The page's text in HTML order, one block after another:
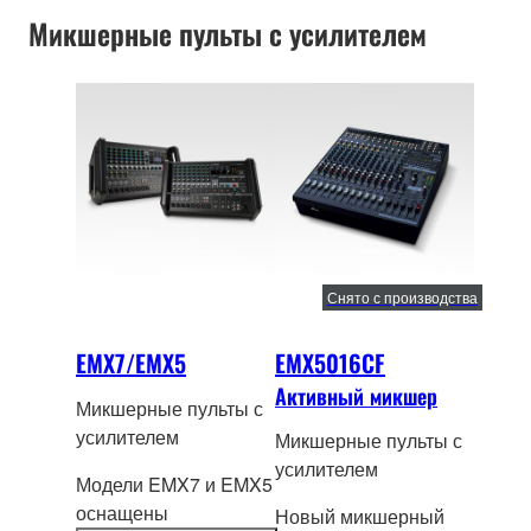
аспект, функция и
класс микшерных
консолей.
условиях, в которых
Микшерные пульты с усилителем
EMX7/EMX5
Микшерные пульты с
усилителем
Модели EMX7 и EMX5
оснащены
EMX5016CF
Активный микшер
Снято с производства
Микшерные пульты с
усилителем
Новый микшерный